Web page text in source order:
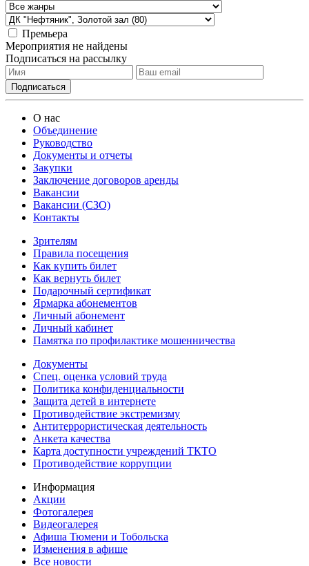
Премьера
Мероприятия не найдены
Подписаться на рассылку
О нас
Объединение
Руководство
Документы и отчеты
Закупки
Заключение договоров аренды
Вакансии
Вакансии (СЗО)
Контакты
Зрителям
Правила посещения
Как купить билет
Как вернуть билет
Подарочный сертификат
Ярмарка абонементов
Личный абонемент
Личный кабинет
Памятка по профилактике мошенничества
Документы
Спец. оценка условий труда
Политика конфиденциальности
Защита детей в интернете
Противодействие экстремизму
Антитеррористическая деятельность
Анкета качества
Карта доступности учреждений ТКТО
Противодействие коррупции
Информация
Акции
Фотогалерея
Видеогалерея
Афиша Тюмени и Тобольска
Изменения в афише
Все новости